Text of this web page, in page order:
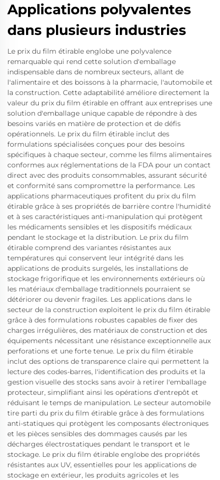
Applications polyvalentes
dans plusieurs industries
Le prix du film étirable englobe une polyvalence
remarquable qui rend cette solution d'emballage
indispensable dans de nombreux secteurs, allant de
l'alimentaire et des boissons à la pharmacie, l'automobile et
la construction. Cette adaptabilité améliore directement la
valeur du prix du film étirable en offrant aux entreprises une
solution d'emballage unique capable de répondre à des
besoins variés en matière de protection et de défis
opérationnels. Le prix du film étirable inclut des
formulations spécialisées conçues pour des besoins
spécifiques à chaque secteur, comme les films alimentaires
conformes aux réglementations de la FDA pour un contact
direct avec des produits consommables, assurant sécurité
et conformité sans compromettre la performance. Les
applications pharmaceutiques profitent du prix du film
étirable grâce à ses propriétés de barrière contre l'humidité
et à ses caractéristiques anti-manipulation qui protègent
les médicaments sensibles et les dispositifs médicaux
pendant le stockage et la distribution. Le prix du film
étirable comprend des variantes résistantes aux
températures qui conservent leur intégrité dans les
applications de produits surgelés, les installations de
stockage frigorifique et les environnements extérieurs où
les matériaux d'emballage traditionnels pourraient se
détériorer ou devenir fragiles. Les applications dans le
secteur de la construction exploitent le prix du film étirable
grâce à des formulations robustes capables de fixer des
charges irrégulières, des matériaux de construction et des
équipements nécessitant une résistance exceptionnelle aux
perforations et une forte tenue. Le prix du film étirable
inclut des options de transparence claire qui permettent la
lecture des codes-barres, l'identification des produits et la
gestion visuelle des stocks sans avoir à retirer l'emballage
protecteur, simplifiant ainsi les opérations d'entrepôt et
réduisant le temps de manipulation. Le secteur automobile
tire parti du prix du film étirable grâce à des formulations
anti-statiques qui protègent les composants électroniques
et les pièces sensibles des dommages causés par les
décharges électrostatiques pendant le transport et le
stockage. Le prix du film étirable englobe des propriétés
résistantes aux UV, essentielles pour les applications de
stockage en extérieur, les produits agricoles et les